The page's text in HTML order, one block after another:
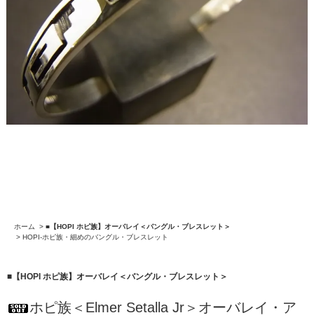
ホーム > ■【HOPI ホピ族】オーバレイ＜バングル・ブレスレット＞
> HOPI-ホピ族・細めのバングル・ブレスレット
■【HOPI ホピ族】オーバレイ＜バングル・ブレスレット＞
ホピ族＜Elmer Setalla Jr＞オーバレイ・ア